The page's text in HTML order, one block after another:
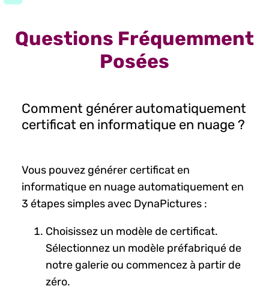
Questions Fréquemment
Posées
Comment générer automatiquement
certificat en informatique en nuage ?
Vous pouvez générer certificat en
informatique en nuage automatiquement en
3 étapes simples avec DynaPictures :
Choisissez un modèle de certificat.
Sélectionnez un modèle préfabriqué de
notre galerie ou commencez à partir de
zéro.